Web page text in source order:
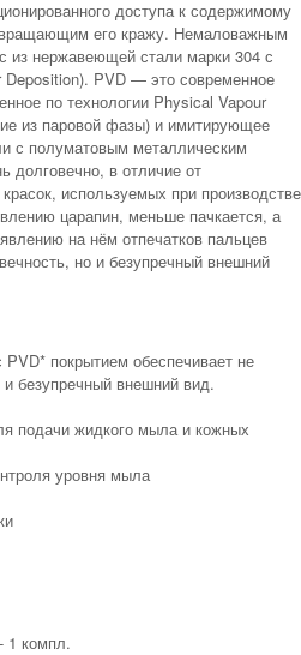
доступа к содержимому
его кражу. Немаловажным
из нержавеющей стали марки 304 с
PVD — это современное
по технологии Physical Vapour
из паровой фазы) и имитирующее
с полуматовым металлическим
долговечно, в отличие от
используемых при производстве
царапин, меньше пачкается, а
на нём отпечатков пальцев
но и безупречный внешний
покрытием обеспечивает не
и безупречный внешний вид.
подачи жидкого мыла и кожных
уровня мыла
1 компл.